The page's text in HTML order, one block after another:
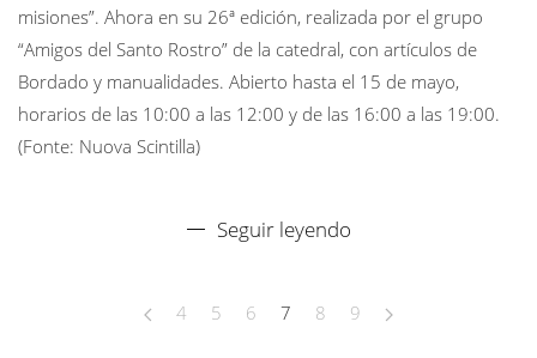
misiones”. Ahora en su 26ª edición, realizada por el grupo
“Amigos del Santo Rostro” de la catedral, con artículos de
Bordado y manualidades. Abierto hasta el 15 de mayo,
horarios de las 10:00 a las 12:00 y de las 16:00 a las 19:00.
(Fonte: Nuova Scintilla)
Seguir leyendo
4 5 6 7 8 9